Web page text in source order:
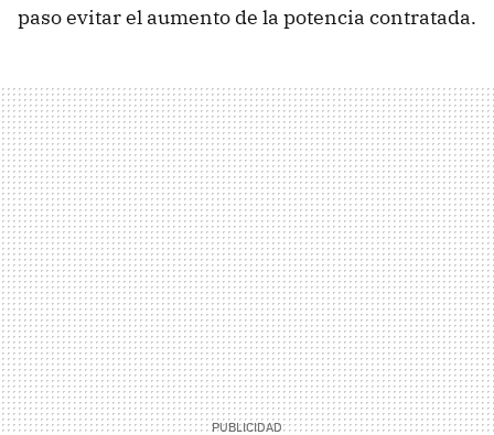
paso evitar el aumento de la potencia contratada.